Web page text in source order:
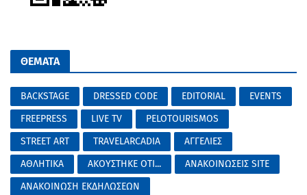
ΘΕΜΑΤΑ
BACKSTAGE DRESSED CODE EDITORIAL
EVENTS
FREEPRESS
LIVE TV
PELOTOURISMOS
STREET ART
TRAVELARCADIA
ΑΓΓΕΛΙΕΣ
ΑΘΛΗΤΙΚΑ
ΑΚΟΥΣΤΗΚΕ ΟΤΙ...
ΑΝΑΚΟΙΝΩΣΕΙΣ SITE
ΑΝΑΚΟΙΝΩΣΗ ΕΚΔΗΛΩΣΕΩΝ